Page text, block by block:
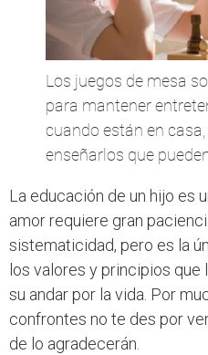
Los juegos de mesa
para mantener
cuando están en
enseñarlos que
La educación de un hijo es
amor requiere gran
sistematicidad, pero es la
los valores y principios que
su andar por la vida. Por
confrontes no te des por
de lo agradecerán.